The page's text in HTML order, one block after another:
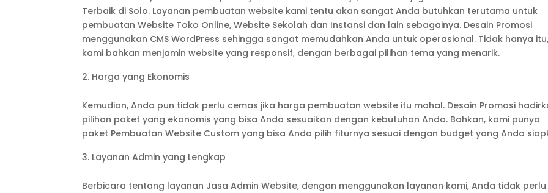
Terbaik di Solo. Layanan pembuatan website kami tentu akan sangat Anda butuhkan terutama untuk
pembuatan Website Toko Online, Website Sekolah dan Instansi dan lain sebagainya. Desain Promosi
menggunakan CMS WordPress sehingga sangat memudahkan Anda untuk operasional. Tidak hanya itu,
kami bahkan menjamin website yang responsif, dengan berbagai pilihan tema yang menarik.
Harga yang Ekonomis
Kemudian, Anda pun tidak perlu cemas jika harga pembuatan website itu mahal. Desain Promosi
pilihan paket yang ekonomis yang bisa Anda sesuaikan dengan kebutuhan Anda. Bahkan, kami punya
paket Pembuatan Website Custom yang bisa Anda pilih fiturnya sesuai dengan budget yang Anda
Layanan Admin yang Lengkap
Berbicara tentang layanan Jasa Admin Website, dengan menggunakan layanan kami, Anda tidak perlu